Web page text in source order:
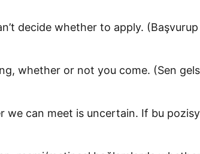
decide whether to apply.
whether or not you come. (Sen
we can meet is uncertain. If bu